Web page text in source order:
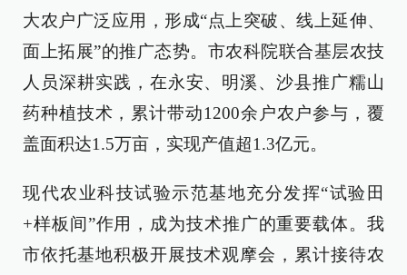
大农户广泛应用，形成“点上突破、线上延伸、
面上拓展”的推广态势。市农科院联合基层农技
人员深耕实践，在永安、明溪、沙县推广糯山
药种植技术，累计带动1200余户农户参与，覆
盖面积达1.5万亩，实现产值超1.3亿元。
现代农业科技试验示范基地充分发挥“试验田
+样板间”作用，成为技术推广的重要载体。我
市依托基地积极开展技术观摩会，累计接待农